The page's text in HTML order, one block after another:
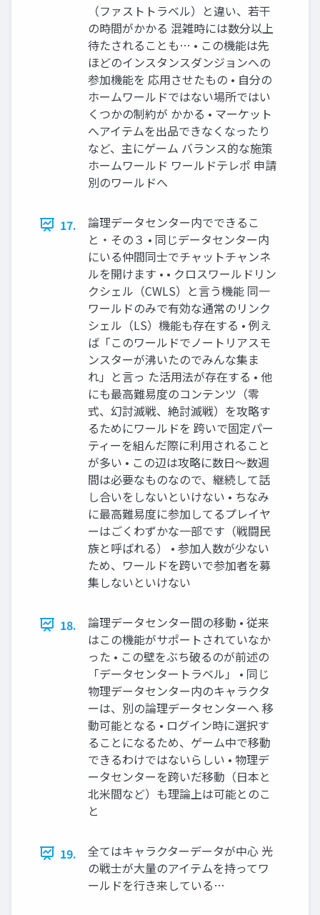
（ファストトラベル）と違い、若干
の時間がかかる 混雑時には数分以上
待たされることも… • この機能は先
ほどのインスタンスダンジョンへの
参加機能を 応用させたもの • 自分の
ホームワールドではない場所ではい
くつかの制約が かかる • マーケット
へアイテムを出品できなくなったり
など、主にゲーム バランス的な施策
ホームワールド ワールドテレポ 申請
別のワールドへ
17.
論理データセンター内でできるこ
と・その３ • 同じデータセンター内
にいる仲間同士でチャットチャンネ
ルを開けます • • クロスワールドリン
クシェル（CWLS）と言う機能 同一
ワールドのみで有効な通常のリンク
シェル（LS）機能も存在する • 例え
ば「このワールドでノートリアスモ
ンスターが沸いたのでみんな集ま
れ」と言っ た活用法が存在する • 他
にも最高難易度のコンテンツ（零
式、幻討滅戦、絶討滅戦）を攻略す
るためにワールドを 跨いで固定パー
ティーを組んだ際に利用されること
が多い • この辺は攻略に数日〜数週
間は必要なものなので、継続して話
し合いをしないといけない • ちなみ
に最高難易度に参加してるプレイヤ
ーはごくわずかな一部です（戦闘民
族と呼ばれる） • 参加人数が少ない
ため、ワールドを跨いで参加者を募
集しないといけない
18.
論理データセンター間の移動 • 従来
はこの機能がサポートされていなか
った • この壁をぶち破るのが前述の
「データセンタートラベル」 • 同じ
物理データセンター内のキャラクタ
ーは、別の論理データセンターへ 移
動可能となる • ログイン時に選択す
ることになるため、ゲーム中で移動
できるわけではないらしい • 物理デ
ータセンターを跨いだ移動（日本と
北米間など）も理論上は可能とのこ
と
19.
全てはキャラクターデータが中心 光
の戦士が大量のアイテムを持ってワ
ールドを行き来している…